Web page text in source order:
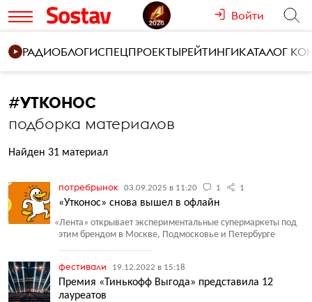
Войти
РАДИОБЛОГИСПЕЦПРОЕКТЫРЕЙТИНГИКАТАЛОГ
#УТКОНОС
подборка материалов
Найден 31 материал
потребрынок 03.09.2025 в 11:20 1 1
«Утконос» снова вышел в офлайн
«Лента» открывает экспериментальные супермаркеты под
этим брендом в Москве, Подмосковье и Петербурге
фестивали 19.12.2022 в 15:18
Премия «Тинькофф Выгода» представила 12
лауреатов